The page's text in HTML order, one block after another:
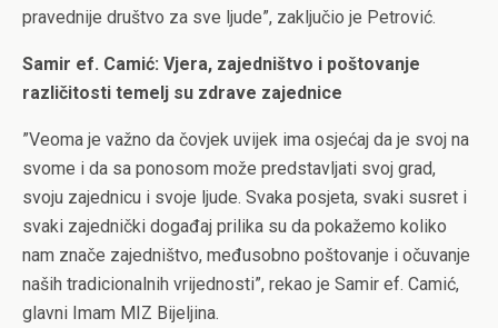
pravednije društvo za sve ljude”, zaključio je Petrović.
Samir ef. Camić: Vjera, zajedništvo i poštovanje
različitosti temelj su zdrave zajednice
”Veoma je važno da čovjek uvijek ima osjećaj da je svoj na
svome i da sa ponosom može predstavljati svoj grad,
svoju zajednicu i svoje ljude. Svaka posjeta, svaki susret i
svaki zajednički događaj prilika su da pokažemo koliko
nam znače zajedništvo, međusobno poštovanje i očuvanje
naših tradicionalnih vrijednosti”, rekao je Samir ef. Camić,
glavni Imam MIZ Bijeljina.